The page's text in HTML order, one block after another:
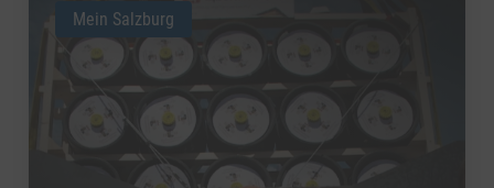
Mein Salzburg